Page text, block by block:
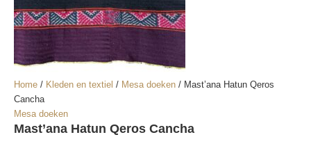
Home / Kleden en textiel / Mesa doeken / Mast’ana Hatun Qeros
Cancha
Mesa doeken
Mast’ana Hatun Qeros Cancha